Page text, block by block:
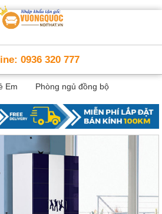
0936 320 777
Em Phòng ngủ đồng bộ